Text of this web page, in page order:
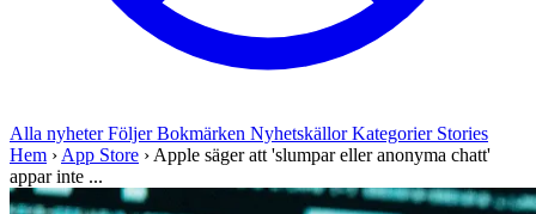
Alla nyheterFöljerBokmärken NyhetskällorKategorier Stories
Hem › App Store › Apple säger att 'slumpar eller anonyma chatt'
appar inte ...